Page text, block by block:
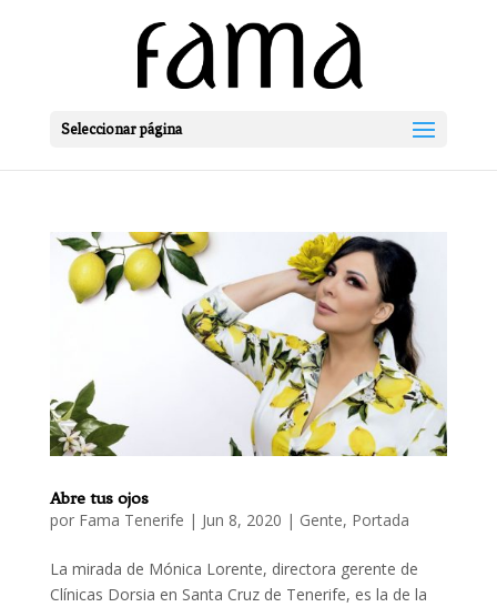
Seleccionar página
Abre tus ojos
por Fama Tenerife | Jun 8, 2020 | Gente, Portada
La mirada de Mónica Lorente, directora gerente de
Clínicas Dorsia en Santa Cruz de Tenerife, es la de la